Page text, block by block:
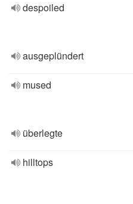
despoiled
ausgeplündert
mused
überlegte
hilltops